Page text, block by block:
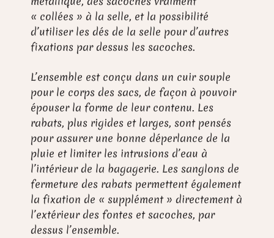
« collées » à la selle, et la possibilité
d’utiliser les dés de la selle pour d’autres
fixations par dessus les sacoches.
L’ensemble est conçu dans un cuir souple
pour le corps des sacs, de façon à pouvoir
épouser la forme de leur contenu. Les
rabats, plus rigides et larges, sont pensés
pour assurer une bonne déperlance de la
pluie et limiter les intrusions d’eau à
l’intérieur de la bagagerie. Les sanglons de
fermeture des rabats permettent également
la fixation de « supplément » directement à
l’extérieur des fontes et sacoches, par
dessus l’ensemble.